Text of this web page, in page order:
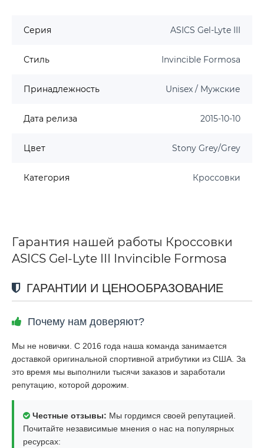
Серия ASICS Gel-Lyte III
Стиль Invincible Formosa
Принадлежность Unisex / Мужские
Дата релиза 2015-10-10
Цвет Stony Grey/Grey
Категория Кроссовки
Гарантия нашей работы Кроссовки
ASICS Gel-Lyte III Invincible Formosa
ГАРАНТИИ И ЦЕНООБРАЗОВАНИЕ
Почему нам доверяют?
Мы не новички. С 2016 года наша команда занимается
доставкой оригинальной спортивной атрибутики из США. За
это время мы выполнили тысячи заказов и заработали
репутацию, которой дорожим.
Честные отзывы: Мы гордимся своей репутацией.
Почитайте независимые мнения о нас на популярных
ресурсах: